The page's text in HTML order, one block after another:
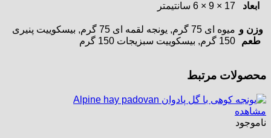
ابعاد
17 × 9 × 6 سانتیمتر
وزن و
طعم
میوه ای 75 گرم, یونجه لقمه ای 75 گرم, بیسکوییت پنیری
150 گرم, بیسکوییت سبزیجات 150 گرم
محصولات مرتبط
مشاهده
ناموجود